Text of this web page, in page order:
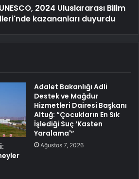
2024 Uluslararası Bilim
kazananları duyurdu
Adalet Bakanlığı Adli
Destek ve Mağdur
Hizmetleri Dairesi Başkanı
Altuğ: “Çocukların En Sık
İşlediği Suç ‘Kasten
Yaralama'”
Ağustos 7, 2026